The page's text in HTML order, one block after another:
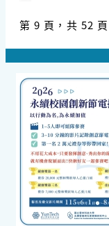
第 9 頁，共 52 頁